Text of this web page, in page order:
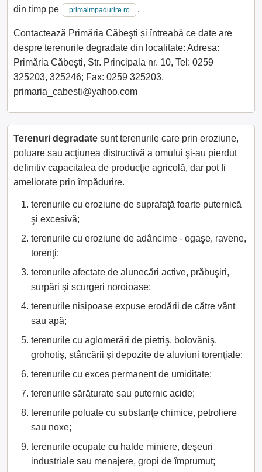
din timp pe
primaimpadurire.ro .
Contactează Primăria Căbeşti și întreabă ce date are
despre terenurile degradate din localitate: Adresa:
Primăria Căbeşti, Str. Principala nr. 10, Tel: 0259
325203, 325246; Fax: 0259 325203,
primaria_cabesti@yahoo.com
Terenuri degradate sunt terenurile care prin eroziune,
poluare sau acţiunea distructivă a omului şi-au pierdut
definitiv capacitatea de producţie agricolă, dar pot fi
ameliorate prin împădurire.
terenurile cu eroziune de suprafaţă foarte puternică
şi excesivă;
terenurile cu eroziune de adâncime - ogaşe, ravene,
torenţi;
terenurile afectate de alunecări active, prăbuşiri,
surpări şi scurgeri noroioase;
terenurile nisipoase expuse erodării de către vânt
sau apă;
terenurile cu aglomerări de pietriş, bolovăniş,
grohotiş, stâncării şi depozite de aluviuni torenţiale;
terenurile cu exces permanent de umiditate;
terenurile sărăturate sau puternic acide;
terenurile poluate cu substanţe chimice, petroliere
sau noxe;
terenurile ocupate cu halde miniere, deşeuri
industriale sau menajere, gropi de împrumut;